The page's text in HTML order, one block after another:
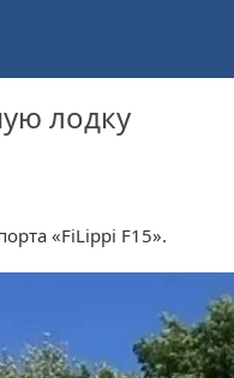
лодку
«FiLippi F15».